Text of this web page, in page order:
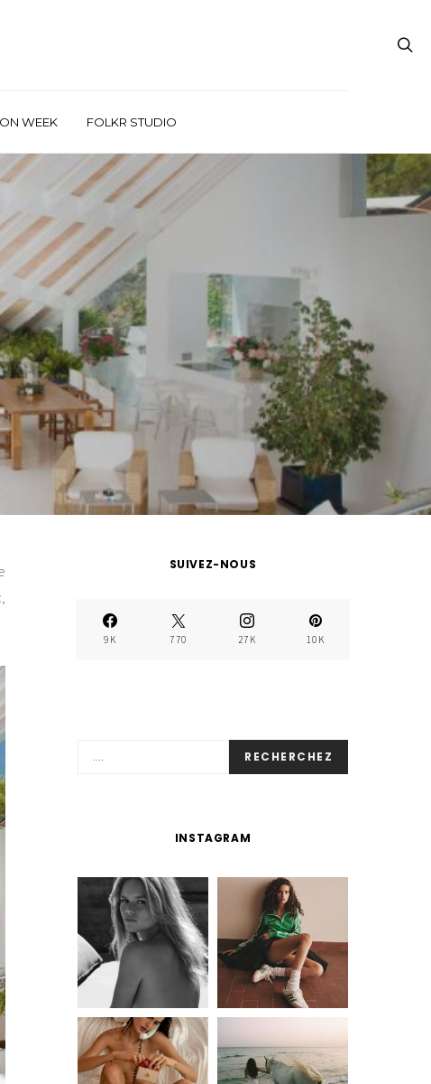
WEEK FOLKR STUDIO
SUIVEZ-NOUS
9K 770 27K 10K
RECHERCHEZ
INSTAGRAM